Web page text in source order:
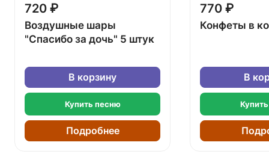
720 ₽
Воздушные шары
"Спасибо за дочь" 5 штук
В корзину
Купить песню
Подробнее
770 ₽
Конфеты в
В